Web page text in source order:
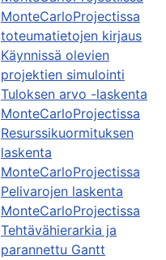
MonteCarloProjectissa
toteumatietojen kirjaus
Käynnissä olevien
projektien simulointi
Tuloksen arvo -laskenta
MonteCarloProjectissa
Resurssikuormituksen
laskenta
MonteCarloProjectissa
Pelivarojen laskenta
MonteCarloProjectissa
Tehtävähierarkia ja
parannettu Gantt